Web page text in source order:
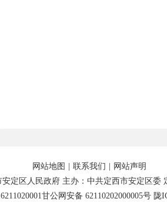
网站地图 联系我们
网站声明
安定区人民政府 主办：中共定西市安定区委
甘公网安备 62110202000005号 陇